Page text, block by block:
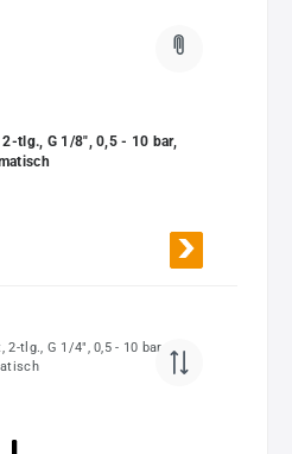
tlg., G 1/8", 0,5 - 10 bar,